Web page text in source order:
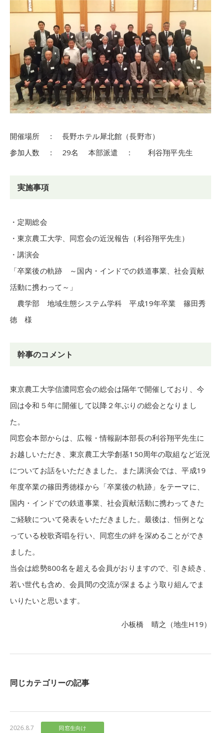
開催場所 ： 長野ホテル犀北館（長野市）
参加人数 ： 29名 本部派遣 ： 利谷翔平先生
実施事項
・定期総会
・東京農工大学、同窓会の近況報告（利谷翔平先生）
・講演会
「卒業後の軌跡 ～国内・インドでの鉄道事業、社会貢献
活動に携わって～」
農学部 地域生態システム学科 平成19年卒業 篠田秀
徳 様
幹事のコメント
東京農工大学信濃同窓会の総会は隔年で開催しており、今
回は令和５年に開催して以降２年ぶりの総会となりまし
た。
同窓会本部からは、広報・情報副本部長の利谷翔平先生に
お越しいただき、東京農工大学創基150周年の取組など近況
についてお話をいただきました。また講演会では、平成19
年度卒業の篠田秀徳様から「卒業後の軌跡」をテーマに、
国内・インドでの鉄道事業、社会貢献活動に携わってきた
ご経験について発表をいただきました。最後は、恒例とな
っている校歌斉唱を行い、同窓生の絆を深めることができ
ました。
当会は総勢800名を超える会員がおりますので、引き続き、
若い世代も含め、会員間の交流が深まるよう取り組んでま
いりたいと思います。
小板橋 晴之（地生H19）
同じカテゴリーの記事
2026.8.7 同窓生向け